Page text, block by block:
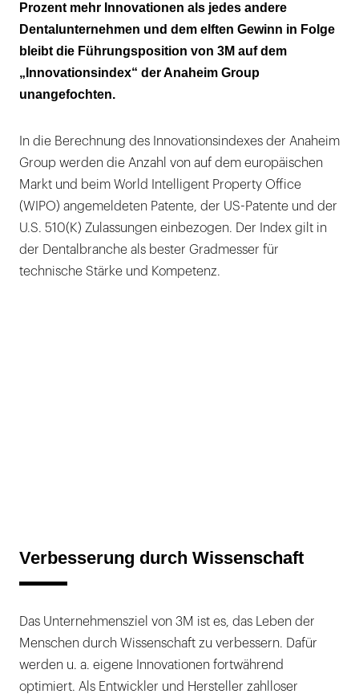
Prozent mehr Innovationen als jedes andere
Dentalunternehmen und dem elften Gewinn in Folge
bleibt die Führungsposition von 3M auf dem
„Innovationsindex“ der Anaheim Group
unangefochten.
In die Berechnung des Innovationsindexes der Anaheim
Group werden die Anzahl von auf dem europäischen
Markt und beim World Intelligent Property Office
(WIPO) angemeldeten Patente, der US-Patente und der
U.S. 510(K) Zulassungen einbezogen. Der Index gilt in
der Dentalbranche als bester Gradmesser für
technische Stärke und Kompetenz.
Verbesserung durch Wissenschaft
Das Unternehmensziel von 3M ist es, das Leben der
Menschen durch Wissenschaft zu verbessern. Dafür
werden u. a. eigene Innovationen fortwährend
optimiert. Als Entwickler und Hersteller zahlloser